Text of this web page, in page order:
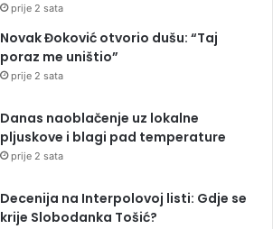
prije 2 sata
Novak Đoković otvorio dušu: “Taj
poraz me uništio”
prije 2 sata
Danas naoblačenje uz lokalne
pljuskove i blagi pad temperature
prije 2 sata
Decenija na Interpolovoj listi: Gdje se
krije Slobodanka Tošić?